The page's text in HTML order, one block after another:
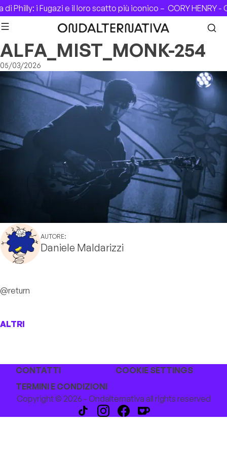
Skip to content
Philly: i Fugazi e il loro scatto più iconico –CORY HENRY -
ALFA_MIST_MONK-254
05/03/2026
AUTORE:
Daniele Maldarizzi
@return
ALTRI
CONTATTI
COOKIE SETTINGS
TERMINI E CONDIZIONI
Copyright © 2026 - Ondalternativa all rights reserved